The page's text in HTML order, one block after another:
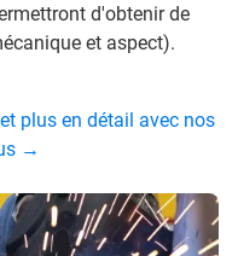
d'obtenir de
et aspect).
plus en détail avec nos
→